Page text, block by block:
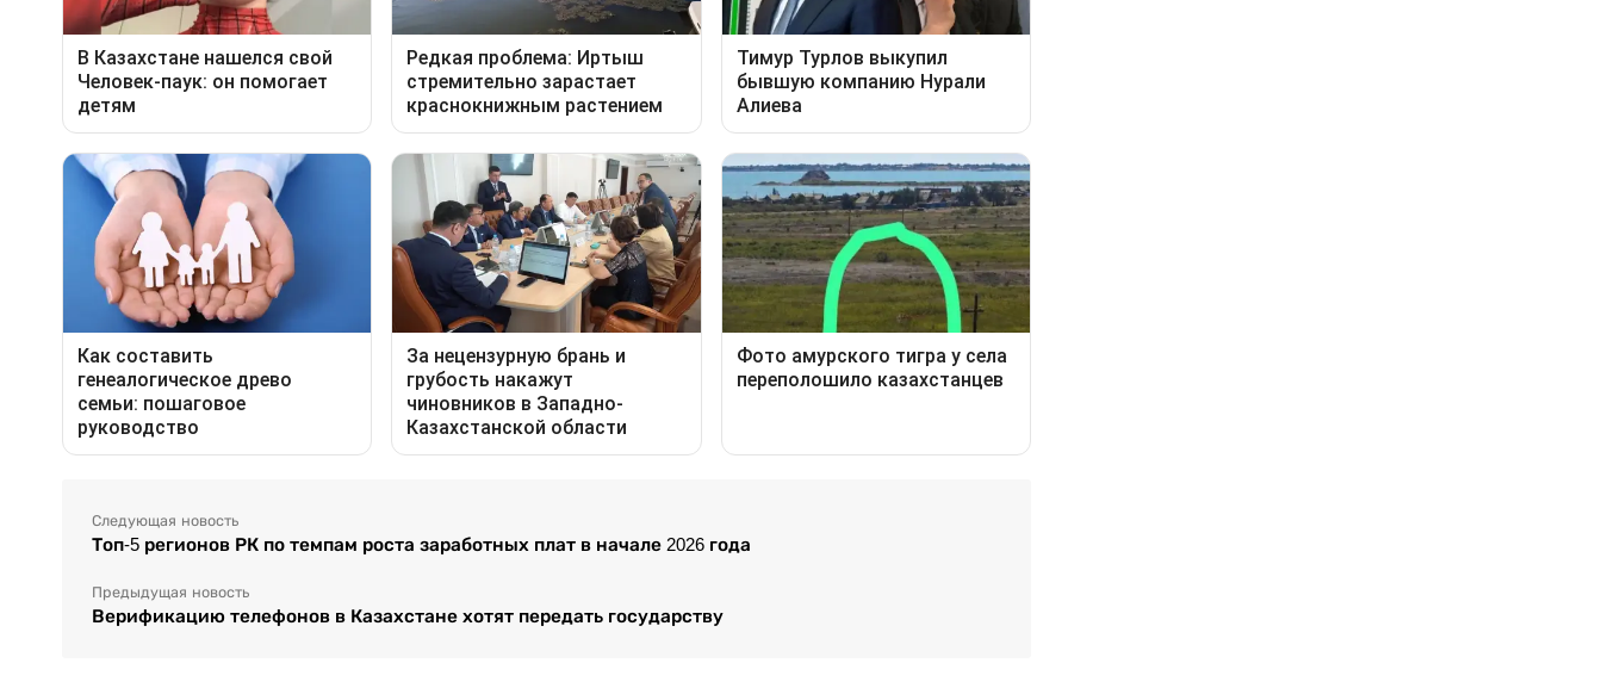
Следующая новость
Топ-5 регионов РК по темпам роста заработных плат в начале 2026 года
Предыдущая новость
Верификацию телефонов в Казахстане хотят передать государству